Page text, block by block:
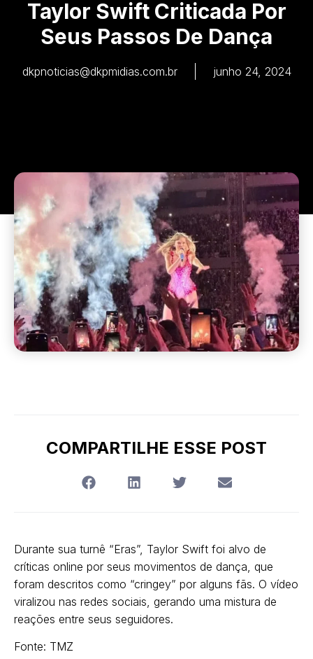
Taylor Swift Criticada Por
Seus Passos De Dança
dkpnoticias@dkpmidias.com.br junho 24, 2024
COMPARTILHE ESSE POST
Durante sua turnê “Eras”, Taylor Swift foi alvo de
críticas online por seus movimentos de dança, que
foram descritos como “cringey” por alguns fãs. O vídeo
viralizou nas redes sociais, gerando uma mistura de
reações entre seus seguidores.
Fonte: TMZ